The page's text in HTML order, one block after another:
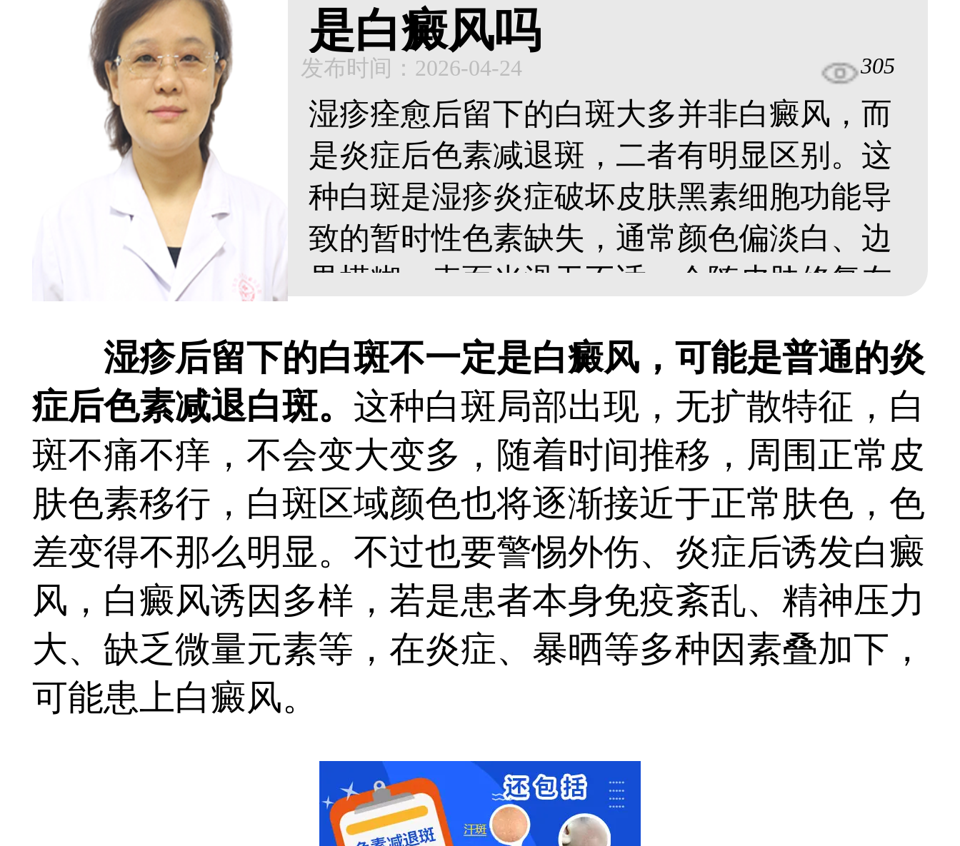
是白癜风吗
发布时间：2026-04-24 305
湿疹痊愈后留下的白斑大多并非白癜风，而
是炎症后色素减退斑，二者有明显区别。这
种白斑是湿疹炎症破坏皮肤黑素细胞功能导
致的暂时性色素缺失，通常颜色偏淡白、边
界模糊，表面光滑无不适，会随皮肤修复在
白或乳白色，边界清晰，可能持续扩大、数
量增多，基本不会自行消退。发现白斑不要
盲目乱治，还应早做检查，诊断清楚再用
药，避免进入治白歧途。...
湿疹后留下的白斑不一定是白癜风，可能是普通的炎
症后色素减退白斑。 这种白斑局部出现，无扩散特征，白
斑不痛不痒，不会变大变多，随着时间推移，周围正常皮
肤色素移行，白斑区域颜色也将逐渐接近于正常肤色，色
差变得不那么明显。不过也要警惕外伤、炎症后诱发白癜
风，白癜风诱因多样，若是患者本身免疫紊乱、精神压力
大、缺乏微量元素等，在炎症、暴晒等多种因素叠加下，
可能患上白癜风。